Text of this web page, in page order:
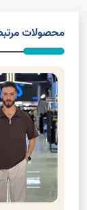
محصولات